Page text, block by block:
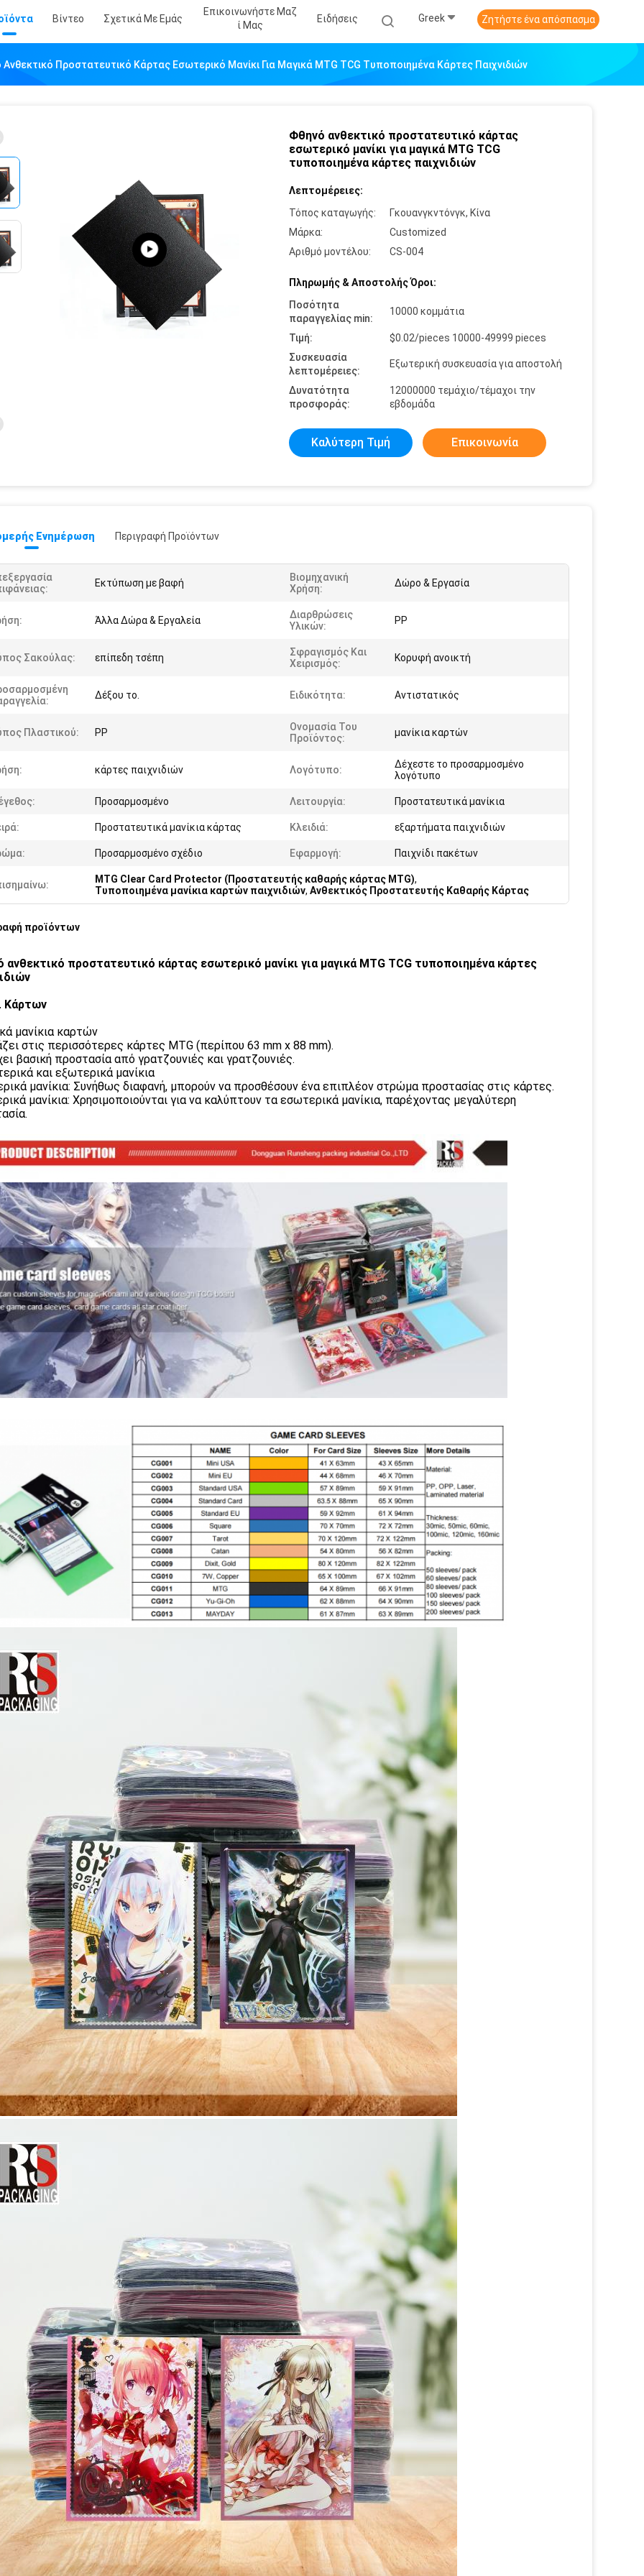
Βίντεο Σχετικά Με Εμάς
Επικοινωνήστε Μαζ
Ί Μας
Ειδήσεις Greek Ζητήστε ένα απόσπασμα
Προστατευτικό Κάρτας Εσωτερικό Μανίκι Για Μαγικά MTG TCG Τυποποιημένα Κάρτες Παιχνιδιών
Φθηνό ανθεκτικό προστατευτικό κάρτας
εσωτερικό μανίκι για μαγικά MTG TCG
τυποποιημένα κάρτες παιχνιδιών
Λεπτομέρειες:
Τόπος καταγωγής:
Γκουανγκντόνγκ, Κίνα
Μάρκα:
Customized
Αριθμό μοντέλου:
CS-004
Πληρωμής & Αποστολής Όροι:
Ποσότητα
παραγγελίας min:
10000 κομμάτια
Τιμή:
$0.02/pieces 10000-49999 pieces
Συσκευασία
λεπτομέρειες:
Εξωτερική συσκευασία για αποστολή
Δυνατότητα
προσφοράς:
12000000 τεμάχιο/τέμαχοι την
εβδομάδα
Καλύτερη Τιμή Επικοινωνία
Ενημέρωση Περιγραφή Προϊόντων
Εκτύπωση με βαφή
Βιομηχανική
Χρήση:
Δώρο & Εργασία
Άλλα Δώρα & Εργαλεία
Διαρθρώσεις
Υλικών:
PP
Σακούλας: επίπεδη τσέπη
Σφραγισμός Και
Χειρισμός:
Κορυφή ανοικτή
Δέξου το. Ειδικότητα: Αντιστατικός
Πλαστικού: PP
Ονομασία Του
Προϊόντος:
μανίκια καρτών
κάρτες παιχνιδιών Λογότυπο:
Δέχεστε το προσαρμοσμένο
λογότυπο
Προσαρμοσμένο Λειτουργία: Προστατευτικά μανίκια
Προστατευτικά μανίκια κάρτας Κλειδιά: εξαρτήματα παιχνιδιών
Προσαρμοσμένο σχέδιο Εφαρμογή: Παιχνίδι πακέτων
MTG Clear Card Protector (Προστατευτής καθαρής κάρτας MTG),
Τυποποιημένα μανίκια καρτών παιχνιδιών, Ανθεκτικός Προστατευτής Καθαρής Κάρτας
προϊόντων
ανθεκτικό προστατευτικό κάρτας εσωτερικό μανίκι για μαγικά MTG TCG τυποποιημένα κάρτες
Κάρτων
μανίκια καρτών
στις περισσότερες κάρτες MTG (περίπου 63 mm x 88 mm).
βασική προστασία από γρατζουνιές και γρατζουνιές.
και εξωτερικά μανίκια
μανίκια: Συνήθως διαφανή, μπορούν να προσθέσουν ένα επιπλέον στρώμα προστασίας στις κάρτες.
μανίκια: Χρησιμοποιούνται για να καλύπτουν τα εσωτερικά μανίκια, παρέχοντας μεγαλύτερη
ιδιαίτερα σημαντικό να προστατεύσουμε αυτές τις κάρτες.Τα μανίκια καρτών όχι μόνο
την φθορά και τις γρατζουνιές, αλλά προσθέτουν επίσης προσωπικότητα και στυλ στις
σας.
του Magic: The Gathering (MTG), κάθε κάρτα έχει τη δική της μοναδική αξία και σημασία.Είναι ιδιαίτερα
να προστατεύσουμε αυτές τις κάρτες.Τα μανίκια καρτών όχι μόνο αποτρέπουν την φθορά και τις
αλλά προσθέτουν επίσης προσωπικότητα και στυλ στις κάρτες σας.